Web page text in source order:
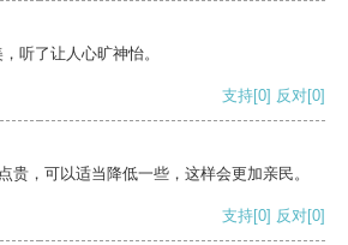
听了让人心旷神怡。
支持[0] 反对[0]
贵，可以适当降低一些，这样会更加亲民。
支持[0] 反对[0]